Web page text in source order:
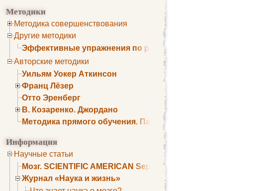
Методики
Методика совершенствования
Другие методики
Эффективные упражнения по развитию памяти
Авторские методики
Уильям Уокер Аткинсон
Франц Лёзер
Отто Эренберг
В. Козаренко. Джордано
Методика прямого обучения. Пауль Шелли
Информация
Научные статьи
Мозг. SCIENTIFIC AMERICAN September 1979
Журнал «Наука и жизнь»